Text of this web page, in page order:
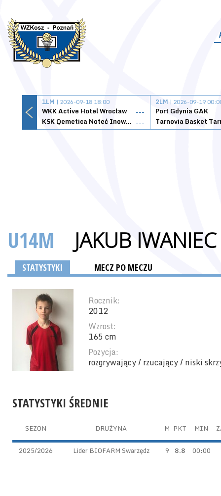
1LM | 2026-09-18 18:00
WKK Active Hotel Wrocław
---
KSK Qemetica Noteć Inowrocław ---
2LM | 2026-09-19
Port Gdynia GAK
U14M JAKUB IWANIEC
STATYSTYKI MECZ PO MECZU
Rocznik:
2012
Wzrost:
165 cm
Pozycja:
rozgrywający / rzucający / niski
STATYSTYKI ŚREDNIE
SEZON DRUŻYNA M PKT MIN
2025/2026 Lider BIOFARM Swarzędz 9 8.8 00:00